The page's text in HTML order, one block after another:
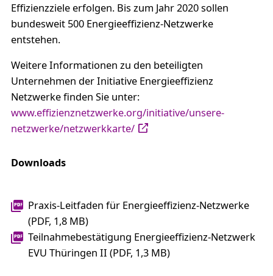
Effizienzziele erfolgen. Bis zum Jahr 2020 sollen
bundesweit 500 Energieeffizienz-Netzwerke
entstehen.
Weitere Informationen zu den beteiligten
Unternehmen der Initiative Energieeffizienz
Netzwerke finden Sie unter:
www.effizienznetzwerke.org/initiative/unsere-
netzwerke/netzwerkkarte/
Downloads
Praxis-Leitfaden für Energieeffizienz-Netzwerke
(PDF, 1,8 MB)
Teilnahmebestätigung Energieeffizienz-Netzwerk
EVU Thüringen II (PDF, 1,3 MB)